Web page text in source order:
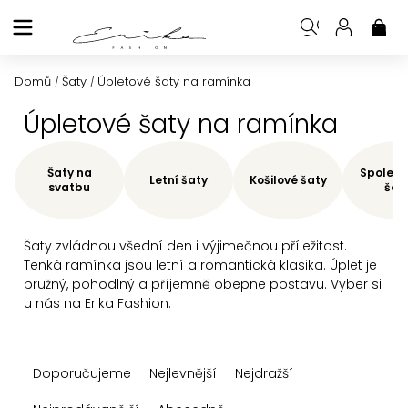
na
Domů / Šaty / Úpletové šaty na ramínka
Úpletové šaty na ramínka
Šaty zvládnou všední den i výjimečnou příležitost.
Tenká ramínka jsou letní a romantická klasika. Úplet je
pružný, pohodlný a příjemně obepne postavu. Vyber si
u nás na Erika Fashion.
Šaty na
svatbu
Letní šaty Košilové šaty
aDoporučujeme Nejlevnější
Nejdražší